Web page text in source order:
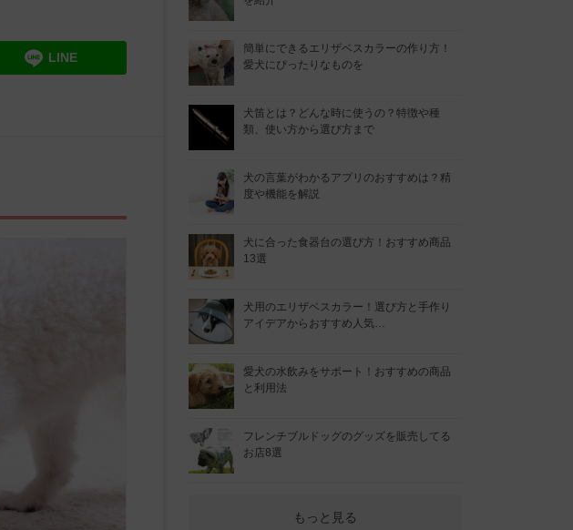
LINE
簡単にできるエリザベスカラーの作り方！
愛犬にぴったりなものを
犬笛とは？どんな時に使うの？特徴や種
類、使い方から選び方まで
犬の言葉がわかるアプリのおすすめは？精
度や機能を解説
犬に合った食器台の選び方！おすすめ商品
13選
犬用のエリザベスカラー！選び方と手作り
アイデアからおすすめ人気…
愛犬の水飲みをサポート！おすすめの商品
と利用法
フレンチブルドッグのグッズを販売してる
お店8選
もっと見る